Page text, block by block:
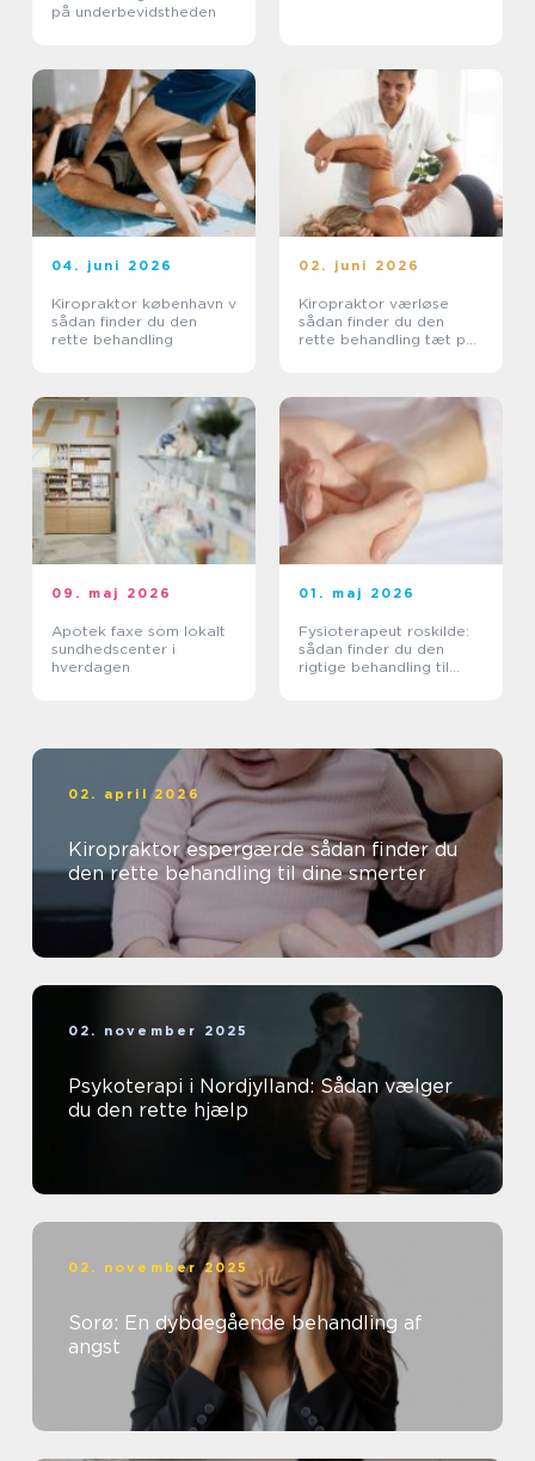
på underbevidstheden
04. juni 2026
Kiropraktor københavn v
sådan finder du den
rette behandling
02. juni 2026
Kiropraktor værløse
sådan finder du den
rette behandling tæt på
09. maj 2026
Apotek faxe som lokalt
sundhedscenter i
hverdagen
01. maj 2026
Fysioterapeut roskilde:
sådan finder du den
rigtige behandling til
02. april 2026
Kiropraktor espergærde sådan finder du
den rette behandling til dine smerter
02. november 2025
Psykoterapi i Nordjylland: Sådan vælger
du den rette hjælp
02. november 2025
Sorø: En dybdegående behandling af
angst